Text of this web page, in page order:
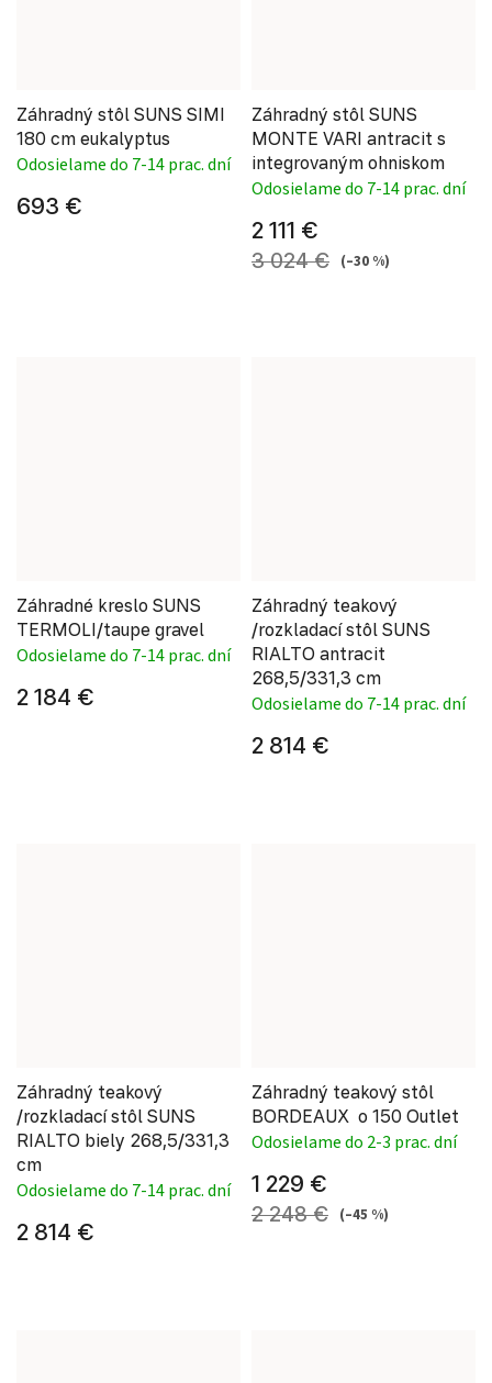
Záhradný stôl SUNS SIMI
180 cm eukalyptus
Odosielame do 7-14 prac. dní
693 €
Záhradný stôl SUNS
MONTE VARI antracit s
integrovaným ohniskom
Odosielame do 7-14 prac. dní
2 111 €
3 024 € (–30 %)
Záhradné kreslo SUNS
TERMOLI/taupe gravel
Odosielame do 7-14 prac. dní
2 184 €
Záhradný teakový
/rozkladací stôl SUNS
RIALTO antracit
268,5/331,3 cm
Odosielame do 7-14 prac. dní
2 814 €
Záhradný teakový
/rozkladací stôl SUNS
RIALTO biely 268,5/331,3
cm
Odosielame do 7-14 prac. dní
2 814 €
Záhradný teakový stôl
BORDEAUX o 150 Outlet
Odosielame do 2-3 prac. dní
1 229 €
2 248 € (–45 %)